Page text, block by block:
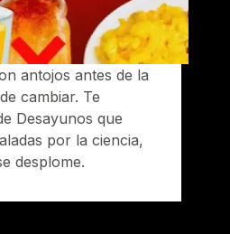
antojos antes de la
cambiar. Te
Desayunos que
por la ciencia,
desplome.